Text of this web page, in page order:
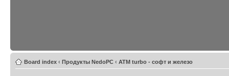
Board index ‹ Продукты NedoPC ‹ ATM turbo - софт и железо